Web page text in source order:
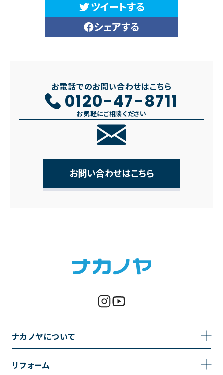
ツイートする
シェアする
お電話でのお問い合わせはこちら
0120-47-8711
お気軽にご相談ください
お問い合わせはこちら
ナカノヤについて
事業内容
リフォーム